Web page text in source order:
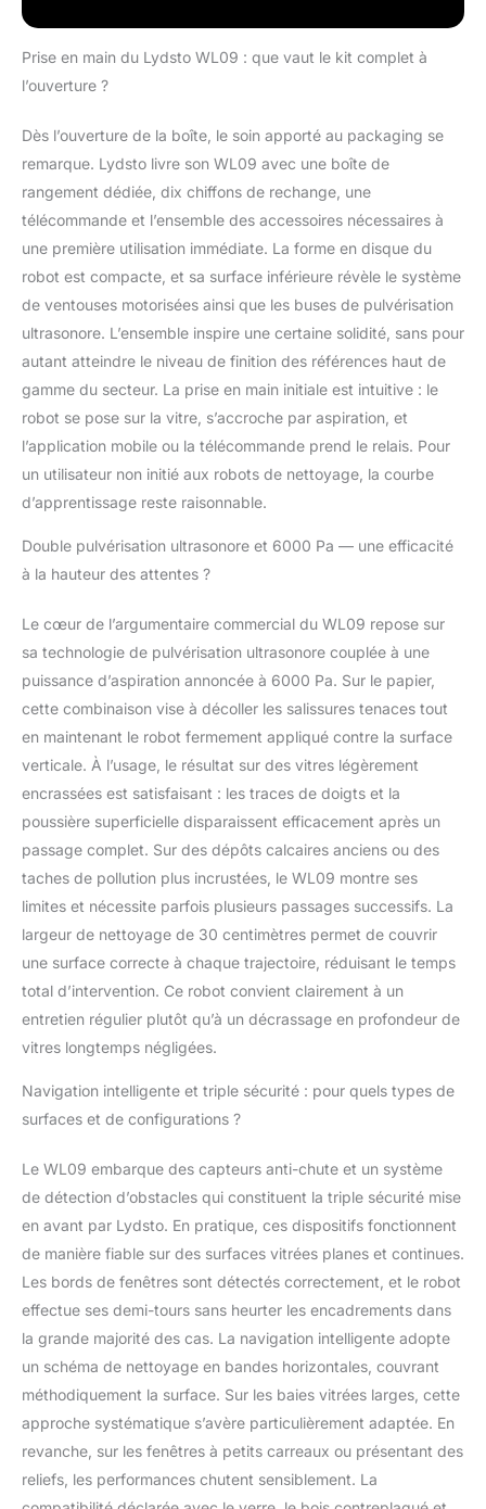
Prise en main du Lydsto WL09 : que vaut le kit complet à
l’ouverture ?
Dès l’ouverture de la boîte, le soin apporté au packaging se
remarque. Lydsto livre son WL09 avec une boîte de
rangement dédiée, dix chiffons de rechange, une
télécommande et l’ensemble des accessoires nécessaires à
une première utilisation immédiate. La forme en disque du
robot est compacte, et sa surface inférieure révèle le système
de ventouses motorisées ainsi que les buses de pulvérisation
ultrasonore. L’ensemble inspire une certaine solidité, sans pour
autant atteindre le niveau de finition des références haut de
gamme du secteur. La prise en main initiale est intuitive : le
robot se pose sur la vitre, s’accroche par aspiration, et
l’application mobile ou la télécommande prend le relais. Pour
un utilisateur non initié aux robots de nettoyage, la courbe
d’apprentissage reste raisonnable.
Double pulvérisation ultrasonore et 6000 Pa — une efficacité
à la hauteur des attentes ?
Le cœur de l’argumentaire commercial du WL09 repose sur
sa technologie de pulvérisation ultrasonore couplée à une
puissance d’aspiration annoncée à 6000 Pa. Sur le papier,
cette combinaison vise à décoller les salissures tenaces tout
en maintenant le robot fermement appliqué contre la surface
verticale. À l’usage, le résultat sur des vitres légèrement
encrassées est satisfaisant : les traces de doigts et la
poussière superficielle disparaissent efficacement après un
passage complet. Sur des dépôts calcaires anciens ou des
taches de pollution plus incrustées, le WL09 montre ses
limites et nécessite parfois plusieurs passages successifs. La
largeur de nettoyage de 30 centimètres permet de couvrir
une surface correcte à chaque trajectoire, réduisant le temps
total d’intervention. Ce robot convient clairement à un
entretien régulier plutôt qu’à un décrassage en profondeur de
vitres longtemps négligées.
Navigation intelligente et triple sécurité : pour quels types de
surfaces et de configurations ?
Le WL09 embarque des capteurs anti-chute et un système
de détection d’obstacles qui constituent la triple sécurité mise
en avant par Lydsto. En pratique, ces dispositifs fonctionnent
de manière fiable sur des surfaces vitrées planes et continues.
Les bords de fenêtres sont détectés correctement, et le robot
effectue ses demi-tours sans heurter les encadrements dans
la grande majorité des cas. La navigation intelligente adopte
un schéma de nettoyage en bandes horizontales, couvrant
méthodiquement la surface. Sur les baies vitrées larges, cette
approche systématique s’avère particulièrement adaptée. En
revanche, sur les fenêtres à petits carreaux ou présentant des
reliefs, les performances chutent sensiblement. La